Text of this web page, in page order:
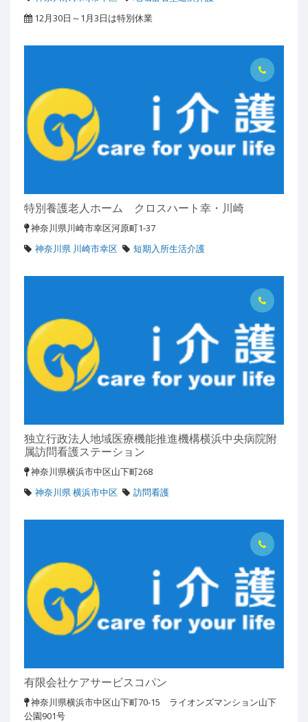
12月30日～1月3日は特別休業
特別養護老人ホーム クロスハート幸・川崎
神奈川県川崎市幸区河原町1-37
神奈川県 川崎市幸区
短期入所生活介護
独立行政法人地域医療機能推進機構横浜中央病院附
属訪問看護ステーション
神奈川県横浜市中区山下町268
神奈川県 横浜市中区
訪問看護
有限会社ケアサービスコパン
神奈川県横浜市中区山下町70-15 ライオンズマンション山下
公園901号